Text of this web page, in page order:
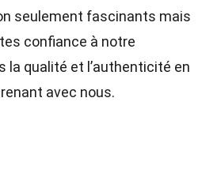
seulement fascinants mais
confiance à notre
la qualité et l’authenticité en
avec nous.